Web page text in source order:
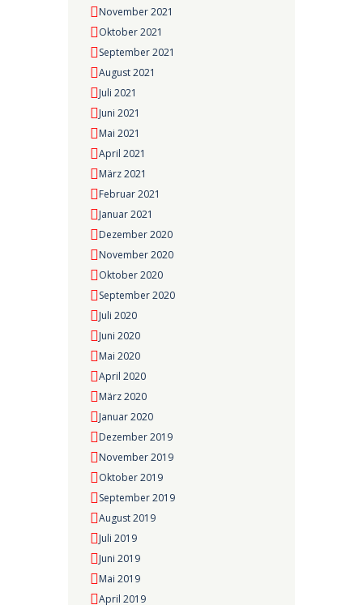
November 2021
Oktober 2021
September 2021
August 2021
Juli 2021
Juni 2021
Mai 2021
April 2021
März 2021
Februar 2021
Januar 2021
Dezember 2020
November 2020
Oktober 2020
September 2020
Juli 2020
Juni 2020
Mai 2020
April 2020
März 2020
Januar 2020
Dezember 2019
November 2019
Oktober 2019
September 2019
August 2019
Juli 2019
Juni 2019
Mai 2019
April 2019